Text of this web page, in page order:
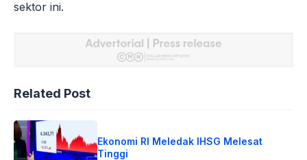
sektor ini.
Related Post
Ekonomi RI Meledak IHSG Melesat
Tinggi